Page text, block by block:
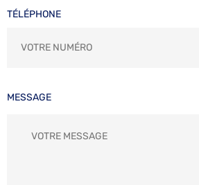
TÉLÉPHONE
MESSAGE